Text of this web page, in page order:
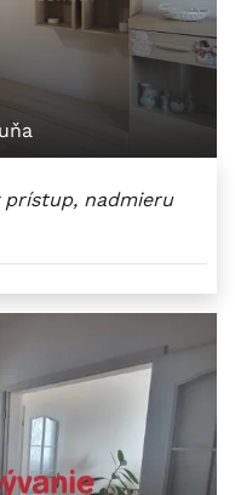
prístup, nadmieru